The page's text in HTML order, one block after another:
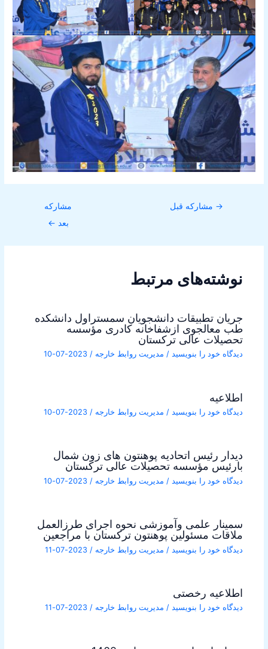
→ مشارکه قبل
مشارکه
بعد ←
نوشته‌های مرتبط
جریان تطبیقات دانشجویان سمستراول دانشکده
طب معالجوی ازشفاخانه کادری مؤسسه
تحصیلات عالی ترکستان
دیدگاه‌ خود را بنویسید / مدیریت روابط خارجه /
2023-07-10
اطلاعیه
دیدگاه‌ خود را بنویسید / مدیریت روابط خارجه /
2023-07-10
دیدار رئیس اتحادیه پوهنتون های زون شمال
بارئیس مؤسسه تحصیلات عالی ترکستان
دیدگاه‌ خود را بنویسید / مدیریت روابط خارجه /
2023-07-10
سمینار علمی وآموزشی نحوه اجرای طرزالعمل
ملاقات مسئولین پوهنتون ترکستان با مراجعین
دیدگاه‌ خود را بنویسید / مدیریت روابط خارجه /
2023-07-11
اطلاعیه رخصتی
دیدگاه‌ خود را بنویسید / مدیریت روابط خارجه /
2023-07-11